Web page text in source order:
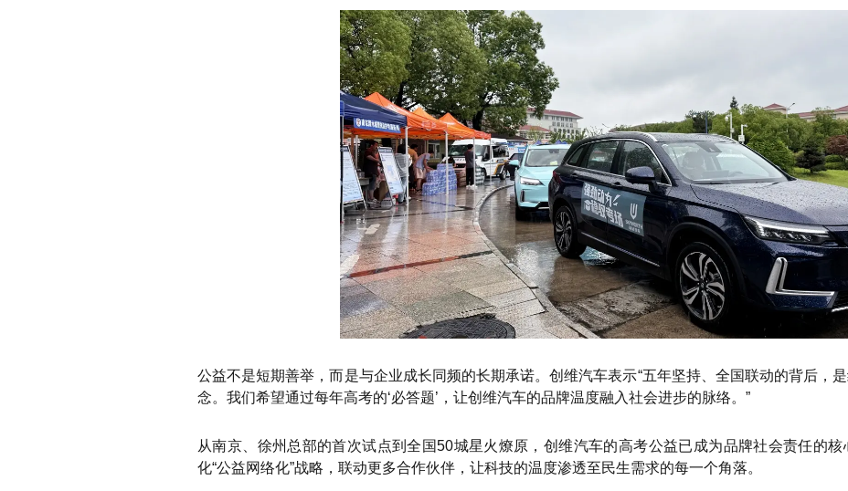
公益不是短期善举，而是与企业成长同频的长期承诺。创维汽车表示“五年坚持、全国联动的背后，
念。我们希望通过每年高考的‘必答题’，让创维汽车的品牌温度融入社会进步的脉络。”
从南京、徐州总部的首次试点到全国50城星火燎原，创维汽车的高考公益已成为品牌社会责任的核
化“公益网络化”战略，联动更多合作伙伴，让科技的温度渗透至民生需求的每一个角落。